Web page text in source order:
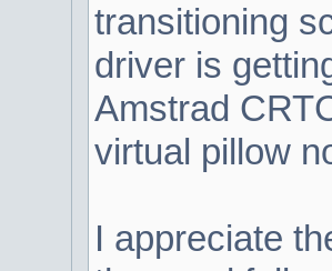
transitioning
driver is
Amstrad
virtual pillow
I appreciate